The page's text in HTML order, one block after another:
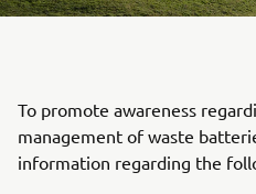
To promote awareness
management of waste
information regarding the